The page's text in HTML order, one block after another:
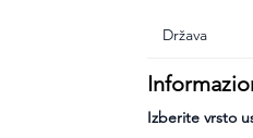
Izberite vrsto